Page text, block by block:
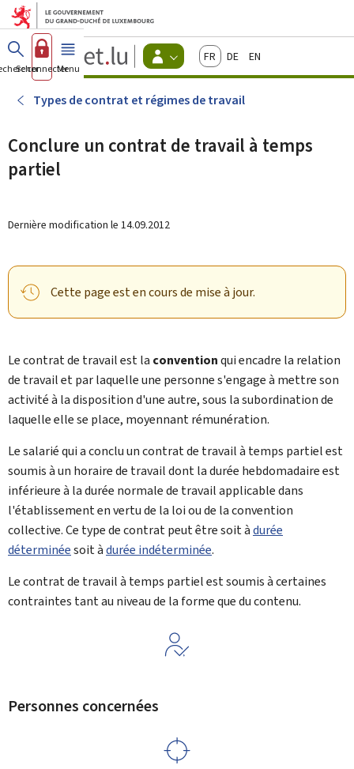
Aller au menu principal
Aller au contenu
Guichet.lu
Changer
d'espace
-
Menu
actif
FrançaisDeutschEnglish
Se connecterMenu principal
Types de contrat et régimes de travail
Conclure un contrat de travail à temps
partiel
Dernière modification le 14.09.2012
Cette page est en cours de mise à jour.
Le contrat de travail est la conventionqui encadre la relation
de travail et par laquelle une personne s'engage à mettre son
activité à la disposition d'une autre, sous la subordination de
laquelle elle se place, moyennant rémunération.
Le salarié qui a conclu un contrat de travail à temps partiel est
soumis à un horaire de travail dont la durée hebdomadaire est
inférieure à la durée normale de travail applicable dans
l'établissement en vertu de la loi ou de la convention
collective. Ce type de contrat peut être soit àdurée
déterminéesoit àdurée indéterminée.
Le contrat de travail à temps partiel est soumis à certaines
contraintes tant au niveau de la forme que du contenu.
Personnes concernées